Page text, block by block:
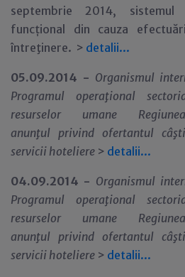
septembrie 2014,
funcțional din cauza
întreţinere. > detalii...
05.09.2014 - Organismul
Programul operaţional
resurselor umane
anunţul privind ofertantul
servicii hoteliere > detalii...
04.09.2014 - Organismul
Programul operaţional
resurselor umane
anunţul privind ofertantul
servicii hoteliere > detalii...